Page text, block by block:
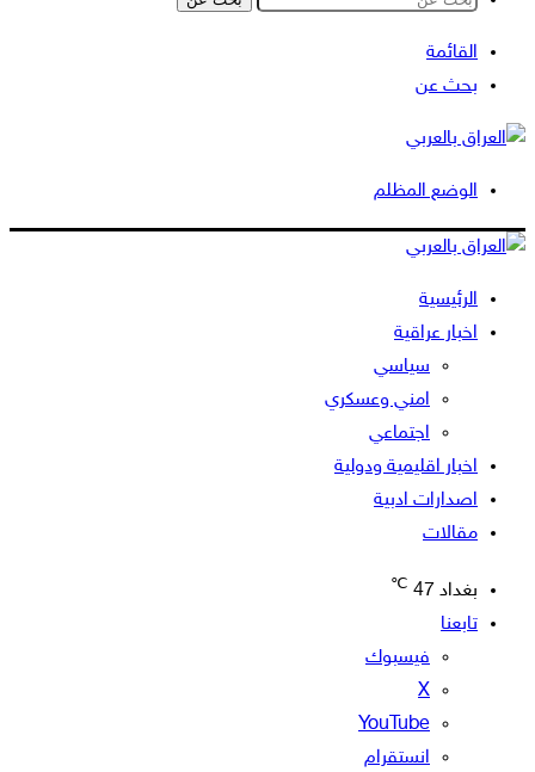
القائمة
بحث عن
الوضع المظلم
الرئيسية
اخبار عراقية
سياسي
امني وعسكري
اجتماعي
اخبار اقليمية ودولية
اصدارات ادبية
مقالات
بغداد 47
℃
تابعنا
فيسبوك
‫X
‫YouTube
انستقرام